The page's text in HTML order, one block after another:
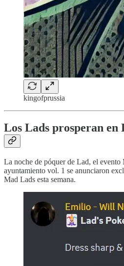
kingofprussia
Los Lads prosperan en
La noche de póquer de Lad, el
ayuntamiento vol. 1 se anunciaron
Mad Lads esta semana.